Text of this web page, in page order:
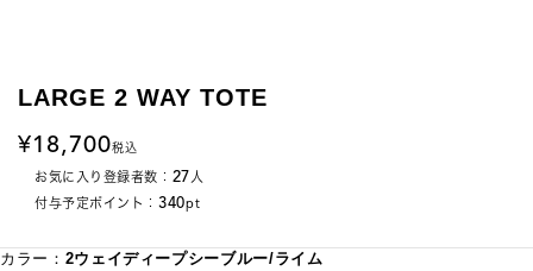
LARGE 2 WAY TOTE
18,700税込
お気に入り登録者数： 27人
付与予定ポイント： 340pt
カラー： 2ウェイディープシーブルー/ライム